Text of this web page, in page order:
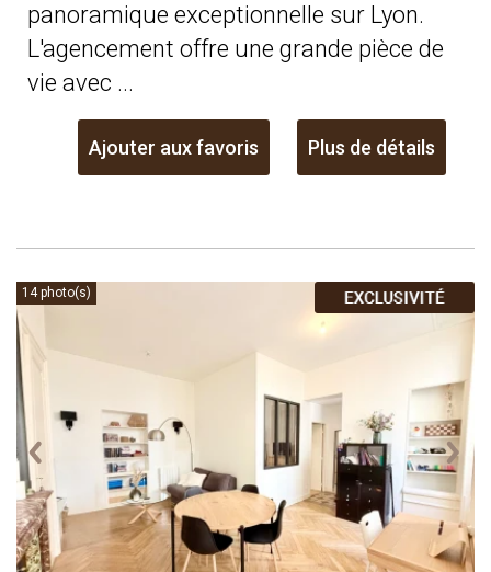
panoramique exceptionnelle sur Lyon.
L'agencement offre une grande pièce de
vie avec ...
Ajouter aux favoris Plus de détails
14 photo(s)